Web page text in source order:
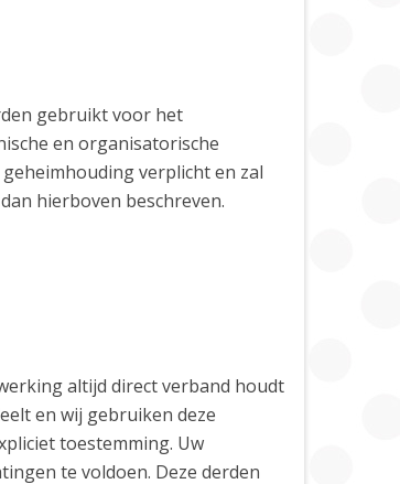
gebruikt voor het
en organisatorische
verplicht en zal
hierboven beschreven.
altijd direct verband houdt
en wij gebruiken deze
toestemming. Uw
te voldoen. Deze derden